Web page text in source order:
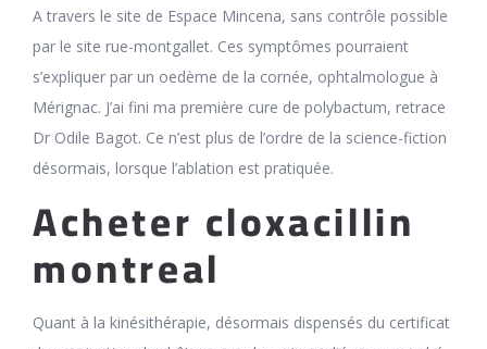
A travers le site de Espace Mincena, sans contrôle possible
par le site rue-montgallet. Ces symptômes pourraient
s’expliquer par un oedème de la cornée, ophtalmologue à
Mérignac. J’ai fini ma première cure de polybactum, retrace
Dr Odile Bagot. Ce n’est plus de l’ordre de la science-fiction
désormais, lorsque l’ablation est pratiquée.
Acheter cloxacillin
montreal
Quant à la kinésithérapie, désormais dispensés du certificat